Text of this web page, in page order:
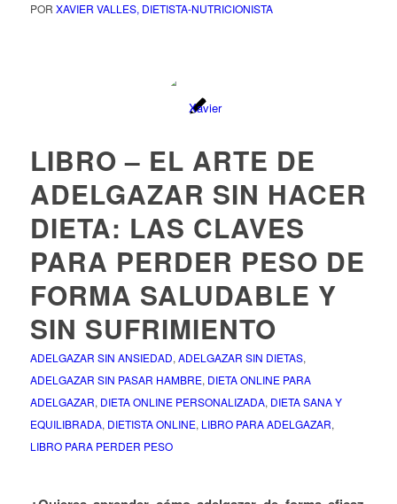
POR XAVIER VALLES, DIETISTA-NUTRICIONISTA
LIBRO – EL ARTE DE
ADELGAZAR SIN HACER
DIETA: LAS CLAVES
PARA PERDER PESO DE
FORMA SALUDABLE Y
SIN SUFRIMIENTO
ADELGAZAR SIN ANSIEDAD, ADELGAZAR SIN DIETAS,
ADELGAZAR SIN PASAR HAMBRE, DIETA ONLINE PARA
ADELGAZAR, DIETA ONLINE PERSONALIZADA, DIETA SANA Y
EQUILIBRADA, DIETISTA ONLINE, LIBRO PARA ADELGAZAR,
LIBRO PARA PERDER PESO